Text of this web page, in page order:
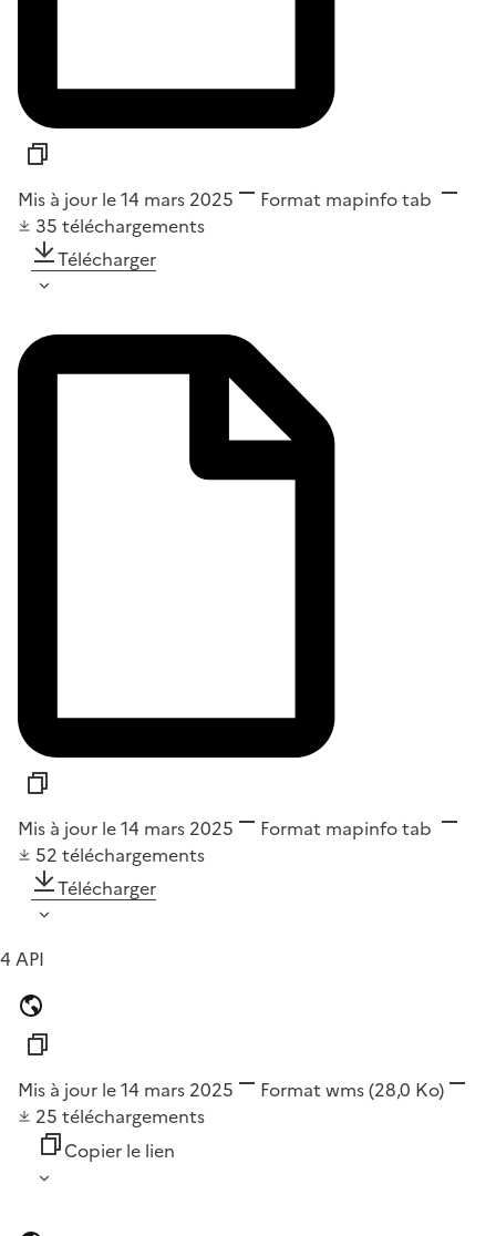
Mis à jour le 14 mars 2025 Format mapinfo tab
35 téléchargements
Télécharger
Mis à jour le 14 mars 2025 Format mapinfo tab
52 téléchargements
Télécharger
4 API
Mis à jour le 14 mars 2025 Format wms(28,0 Ko)
25 téléchargements
Copier le lien